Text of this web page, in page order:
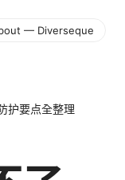
— Diverseque
护要点全整理